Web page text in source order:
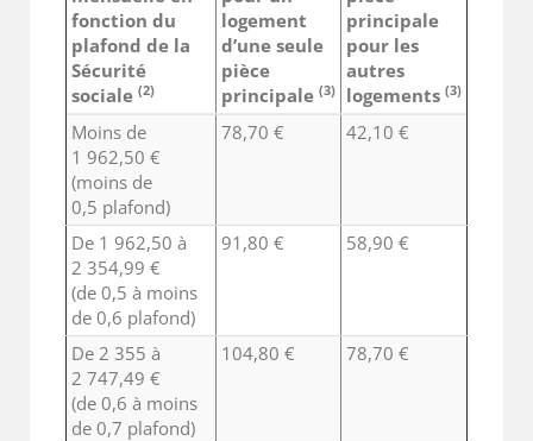
fonction du
plafond de la
Sécurité
sociale (2)
logement
d’une seule
pièce
principale (3)
principale
pour les
autres
logements (3)
Moins de
1 962,50 €
(moins de
0,5 plafond)
78,70 € 42,10 €
De 1 962,50 à
2 354,99 €
(de 0,5 à moins
de 0,6 plafond)
91,80 € 58,90 €
De 2 355 à
2 747,49 €
(de 0,6 à moins
de 0,7 plafond)
104,80 € 78,70 €